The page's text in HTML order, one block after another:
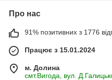
Про нас
91% позитивних з 1776
Працює з 15.01.2024
м. Долина
смт.Вигода, вул.